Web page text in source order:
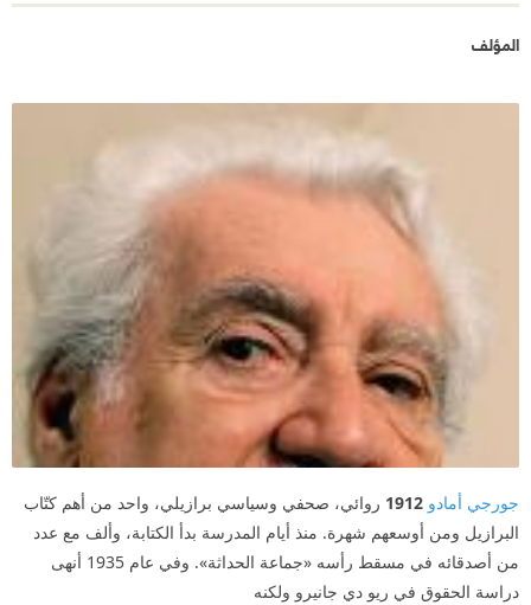
المؤلف
جورجي أمادو 1912 روائي، صحفي وسياسي برازيلي، واحد من أهم كتّاب
البرازيل ومن أوسعهم شهرة. منذ أيام المدرسة بدأ الكتابة، وألف مع عدد
من أصدقائه في مسقط رأسه «جماعة الحداثة». وفي عام 1935 أنهى
دراسة الحقوق في ريو دي جانيرو ولكنه